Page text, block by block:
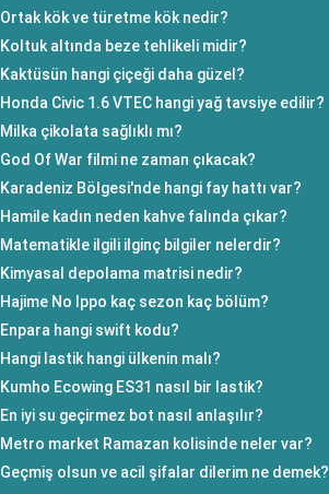
Ortak kök ve türetme kök nedir?
Koltuk altında beze tehlikeli midir?
Kaktüsün hangi çiçeği daha güzel?
Honda Civic 1.6 VTEC hangi yağ tavsiye edilir?
Milka çikolata sağlıklı mı?
God Of War filmi ne zaman çıkacak?
Karadeniz Bölgesi'nde hangi fay hattı var?
Hamile kadın neden kahve falında çıkar?
Matematikle ilgili ilginç bilgiler nelerdir?
Kimyasal depolama matrisi nedir?
Hajime No Ippo kaç sezon kaç bölüm?
Enpara hangi swift kodu?
Hangi lastik hangi ülkenin malı?
Kumho Ecowing ES31 nasıl bir lastik?
En iyi su geçirmez bot nasıl anlaşılır?
Metro market Ramazan kolisinde neler var?
Geçmiş olsun ve acil şifalar dilerim ne demek?